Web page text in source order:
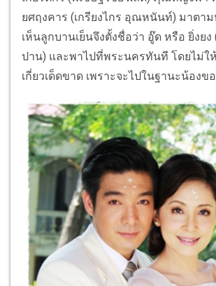
ยศฤงคาร (เกรียงไกร อุณหนันท์) มาตา
เห็นลูกบานเย็นจึงตั้งชื่อว่า อู๊ด หรือ ยิ่งย
ปาน) และพาไปที่พระนครทันที โดยไม่ใ
เกี่ยวเด็ดขาด เพราะจะไปในฐานะน้องข